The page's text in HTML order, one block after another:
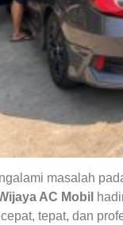
masalah
AC Mobil
tepat, dan